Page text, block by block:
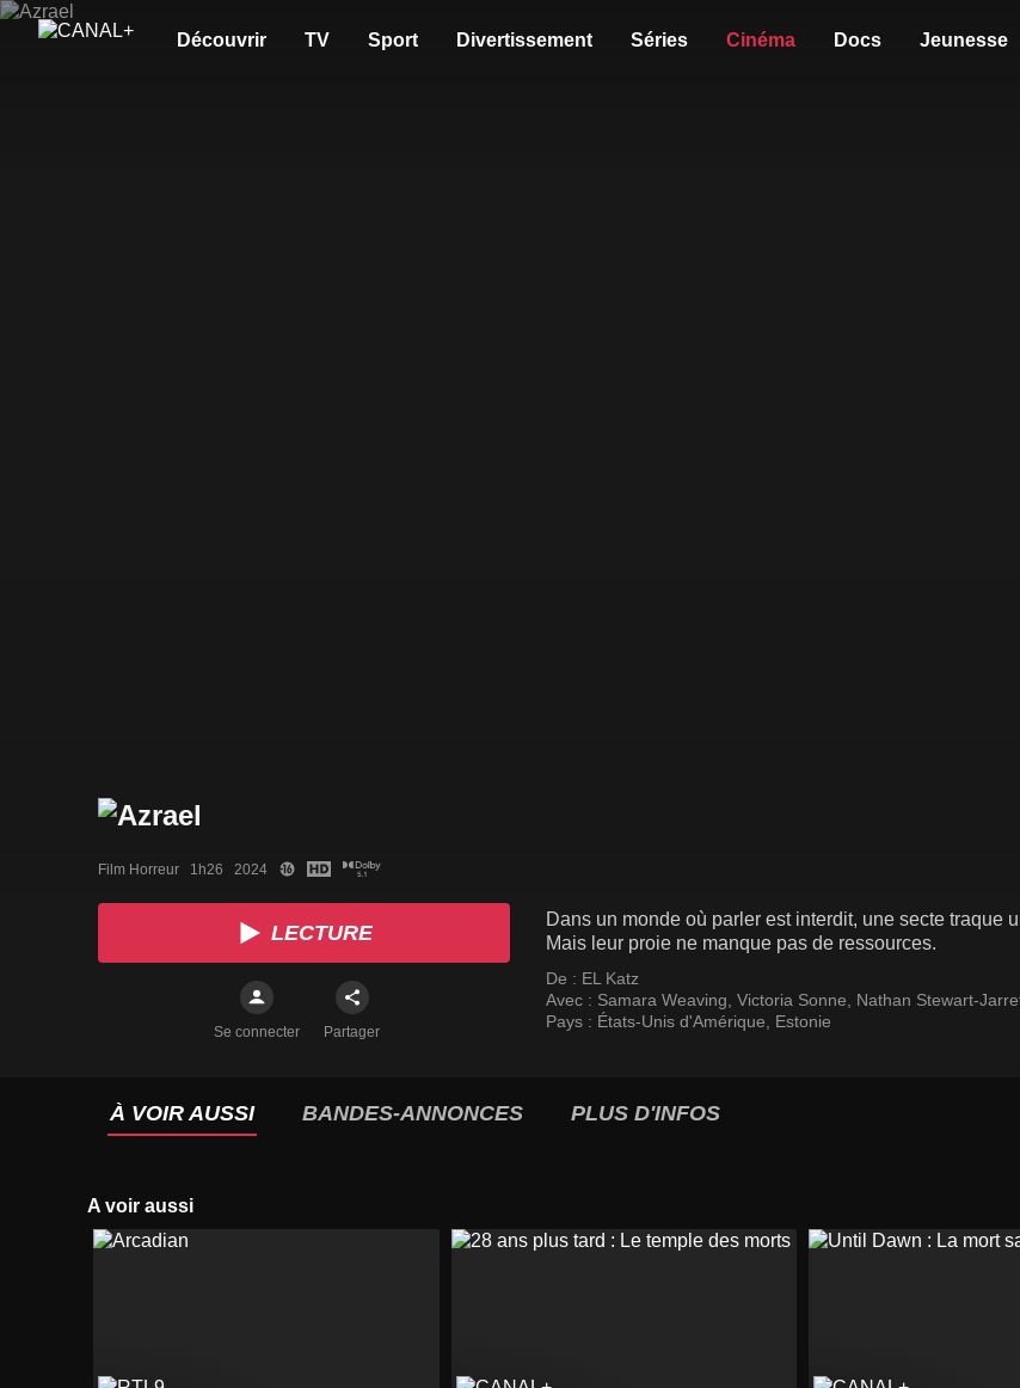
Découvrir TV Sport Divertissement Séries Cinéma Docs Jeunesse
Film Horreur   1h26   2024
LECTURE
Se connecter Partager
Dans un monde où parler est interdit, une secte traque
Mais leur proie ne manque pas de ressources.
De : EL Katz
Avec : Samara Weaving Victoria Sonne
Nathan Stewart-
Pays : États-Unis d'Amérique Estonie
À VOIR AUSSI BANDES-ANNONCES PLUS D'INFOS
A voir aussi